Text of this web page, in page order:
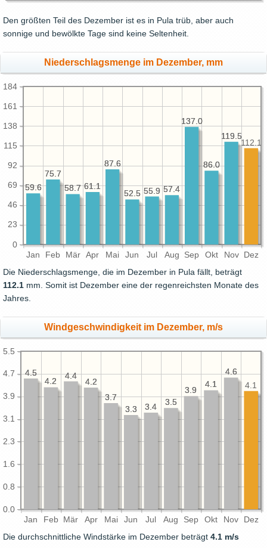
Den größten Teil des Dezember ist es in Pula trüb, aber auch
sonnige und bewölkte Tage sind keine Seltenheit.
Niederschlagsmenge im Dezember, mm
Jan Feb Mär Apr Mai Jun Jul Aug Sep Okt Nov Dez
0
23
46
69
92
115
138
161
184
119.5
86.0
137.0
57.4
55.9
52.5
87.6
61.1
58.7
75.7
59.6
112.1
119.5
86.0
137.0
57.4
55.9
52.5
87.6
61.1
58.7
75.7
59.6
Die Niederschlagsmenge, die im Dezember in Pula fällt, beträgt
112.1 mm. Somit ist Dezember eine der regenreichsten Monate des
Jahres.
Windgeschwindigkeit im Dezember, m/s
Jan Feb Mär Apr Mai Jun Jul Aug Sep Okt Nov Dez
0.0
0.8
1.6
2.3
3.1
3.9
4.7
5.5
4.6
4.1
3.9
3.5
3.4
3.3
3.7
4.2
4.4
4.2
4.5
4.1
4.6
4.1
3.9
3.5
3.4
3.3
3.7
4.2
4.4
4.2
4.5
Die durchschnittliche Windstärke im Dezember beträgt 4.1 m/s